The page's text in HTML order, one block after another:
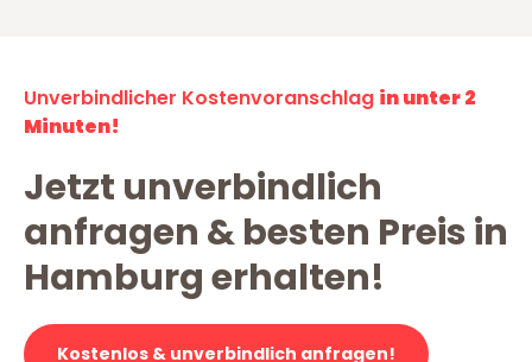
Unverbindlicher Kostenvoranschlag in unter 2
Minuten!
Jetzt unverbindlich
anfragen & besten Preis in
Hamburg erhalten!
Kostenlos & unverbindlich anfragen!